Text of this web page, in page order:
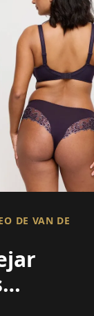
DE VAN DE